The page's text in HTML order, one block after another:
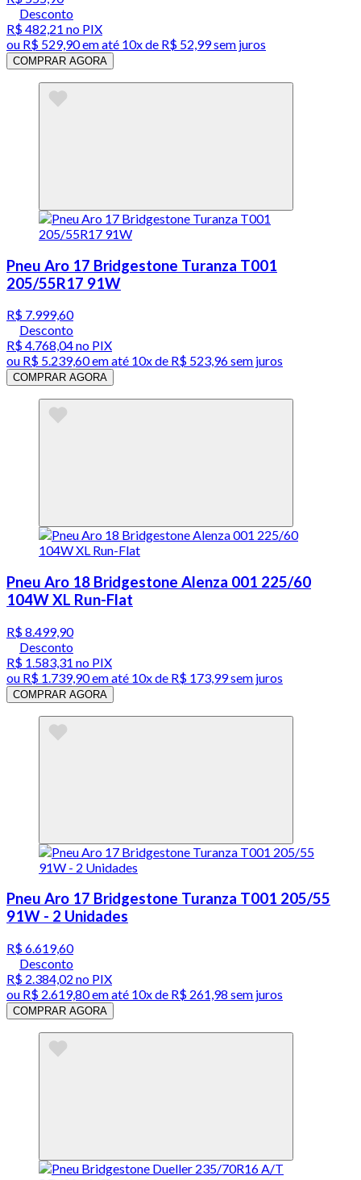
Desconto
R$ 482,21 no PIX
ou R$ 529,90em até 10x de R$ 52,99 sem juros
COMPRAR AGORA
Pneu Aro 17 Bridgestone Turanza T001
205/55R17 91W
R$ 7.999,60
Desconto
R$ 4.768,04no PIX
ou R$ 5.239,60em até 10x de R$ 523,96 sem juros
COMPRAR AGORA
Pneu Aro 18 Bridgestone Alenza 001 225/60
104W XL Run-Flat
R$ 8.499,90
Desconto
R$ 1.583,31 no PIX
ou R$ 1.739,90em até 10x de R$ 173,99 sem juros
COMPRAR AGORA
Pneu Aro 17 Bridgestone Turanza T001 205/55
91W - 2 Unidades
R$ 6.619,60
Desconto
R$ 2.384,02 no PIX
ou R$ 2.619,80em até 10x de R$ 261,98 sem juros
COMPRAR AGORA